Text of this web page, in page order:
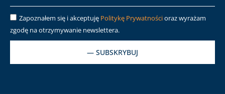
Zapoznałem się i akceptuję Politykę Prywatnościoraz wyrażam
zgodę na otrzymywanie newslettera.
— SUBSKRYBUJ